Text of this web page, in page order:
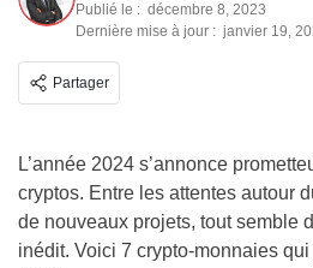
Publié le : décembre 8, 2023
Dernière mise à jour : janvier 19,
Partager
L’année 2024 s’annonce
cryptos. Entre les attentes autour
de nouveaux projets, tout semble
inédit. Voici 7 crypto-monnaies